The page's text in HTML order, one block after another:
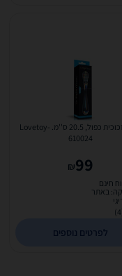
דילדו זכוכית כפול, 20.5 ס''מ. Lovetoy-
610024
99
₪
חינם
באתר
לפרטים נוספים